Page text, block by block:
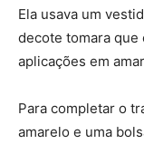
Ela usava um
decote tomara que
aplicações em
Para completar o
amarelo e uma